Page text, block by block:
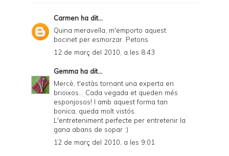
Carmen ha dit...
Quina meravella, m'emporto aquest
bocinet per esmorzar. Petons
12 de març del 2010, a les 8:43
Gemma ha dit...
Mercè, t'estàs tornant una experta en
brioixos... Cada vegada et queden més
esponjosos! I amb aquest forma tan
bonica, queda molt vistós.
L'entreteniment perfecte per entretenir la
gana abans de sopar :)
12 de març del 2010, a les 9:01